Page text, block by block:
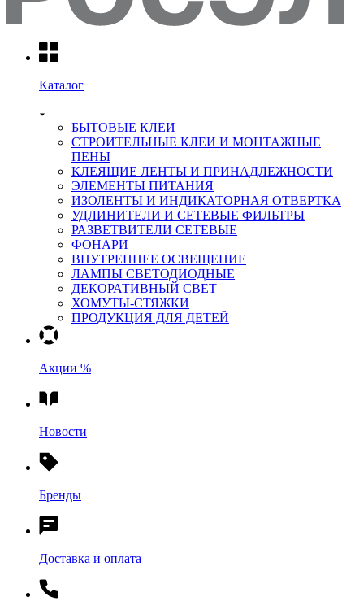
Каталог
БЫТОВЫЕ КЛЕИ
СТРОИТЕЛЬНЫЕ КЛЕИ И МОНТАЖНЫЕ
ПЕНЫ
КЛЕЯЩИЕ ЛЕНТЫ И ПРИНАДЛЕЖНОСТИ
ЭЛЕМЕНТЫ ПИТАНИЯ
ИЗОЛЕНТЫ И ИНДИКАТОРНАЯ ОТВЕРТКА
УДЛИНИТЕЛИ И СЕТЕВЫЕ ФИЛЬТРЫ
РАЗВЕТВИТЕЛИ СЕТЕВЫЕ
ФОНАРИ
ВНУТРЕННЕЕ ОСВЕЩЕНИЕ
ЛАМПЫ СВЕТОДИОДНЫЕ
ДЕКОРАТИВНЫЙ СВЕТ
ХОМУТЫ-СТЯЖКИ
ПРОДУКЦИЯ ДЛЯ ДЕТЕЙ
Акции %
Новости
Бренды
Доставка и оплата